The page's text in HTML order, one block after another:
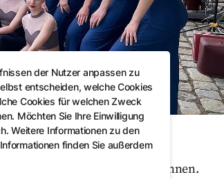
der Nutzer anpassen zu
entscheiden, welche Cookies
Cookies für welchen Zweck
Möchten Sie Ihre Einwilligung
Weitere Informationen zu den
finden Sie außerdem
Hofwiesenparkfest 2022
diese Chance nutzen zu können.